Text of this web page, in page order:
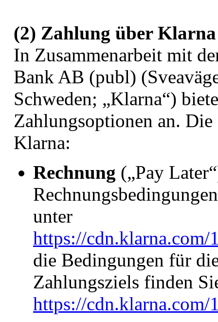
(2) Zahlung über Klarna
In Zusammenarbeit mit
Bank AB (publ)
Schweden; „Klarna“)
Zahlungsoptionen an.
Klarna:
Rechnung („Pay
unter
https://cdn.klarna.com/
die Bedingungen für
Zahlungsziels finden
https://cdn.klarna.com/